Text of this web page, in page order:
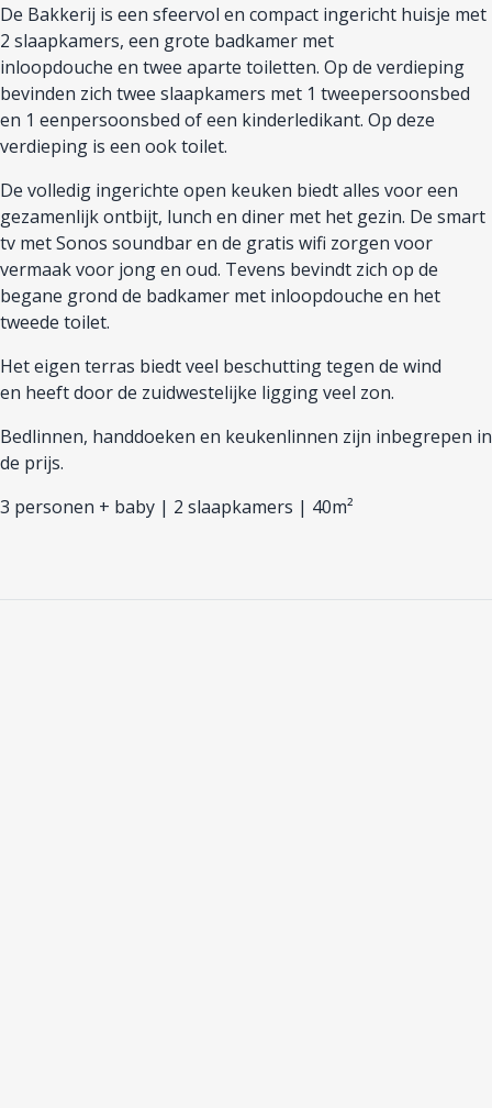
De Bakkerij is een sfeervol en compact ingericht huisje met
2 slaapkamers, een grote badkamer met
inloopdouche en twee aparte toiletten. Op de verdieping
bevinden zich twee slaapkamers met 1 tweepersoonsbed
en 1 eenpersoonsbed of een kinderledikant. Op deze
verdieping is een ook toilet.
De volledig ingerichte open keuken biedt alles voor een
gezamenlijk ontbijt, lunch en diner met het gezin. De smart
tv met Sonos soundbar en de gratis wifi zorgen voor
vermaak voor jong en oud. Tevens bevindt zich op de
begane grond de badkamer met inloopdouche en het
tweede toilet.
Heteigen terras biedt veel beschutting tegen de wind
en heeftdoor de zuidwestelijke ligging veel zon.
Bedlinnen, handdoeken en keukenlinnen zijn inbegrepen in
de prijs.
3 personen + baby | 2 slaapkamers | 40m²